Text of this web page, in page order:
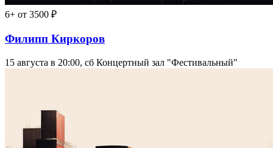
6+ от 3500 ₽
Филипп Киркоров
15 августа в 20:00, сб Концертный зал "Фестивальный"